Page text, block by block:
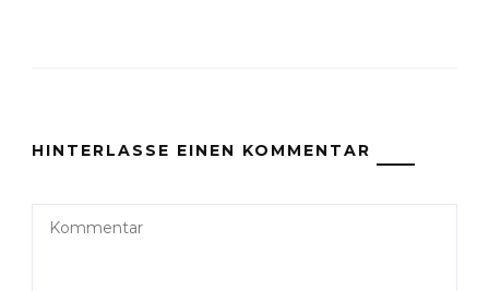
HINTERLASSE EINEN KOMMENTAR